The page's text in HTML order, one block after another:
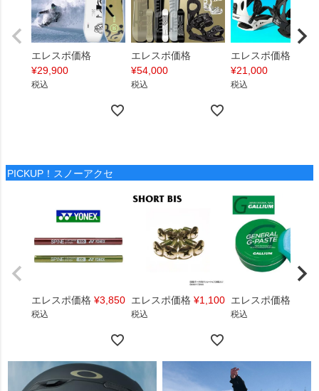
エレスポ価格
¥29,900
税込
エレスポ価格
¥54,000
税込
エレスポ価格
¥21,000
税込
PICKUP！スノーアクセ
エレスポ価格 ¥3,850
税込
エレスポ価格 ¥1,100
税込
エレスポ価格
税込